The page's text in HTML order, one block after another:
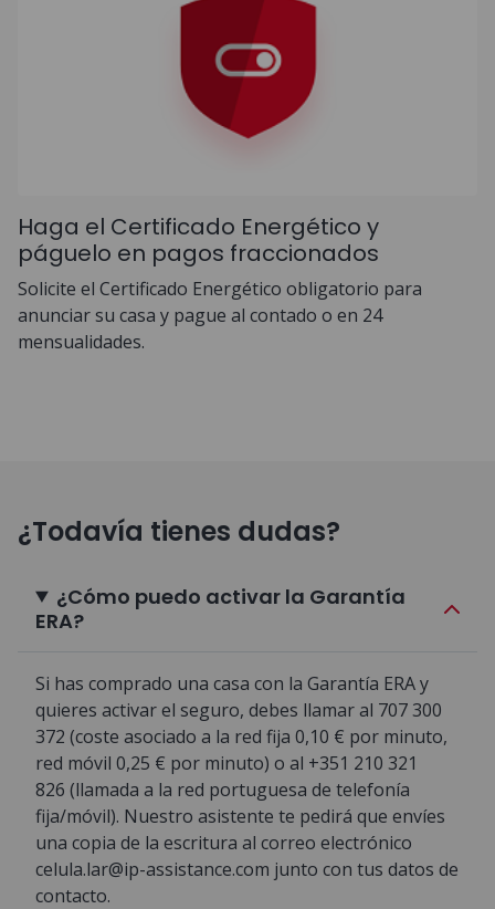
Haga el Certificado Energético y
páguelo en pagos fraccionados
Solicite el Certificado Energético obligatorio para
anunciar su casa y pague al contado o en 24
mensualidades.
¿Todavía tienes dudas?
¿Cómo puedo activar la Garantía
ERA?
Si has comprado una casa con la Garantía ERA y
quieres activar el seguro, debes llamar al 707 300
372 (coste asociado a la red fija 0,10 € por minuto,
red móvil 0,25 € por minuto) o al +351 210 321
826 (llamada a la red portuguesa de telefonía
fija/móvil). Nuestro asistente te pedirá que envíes
una copia de la escritura al correo electrónico
celula.lar@ip-assistance.com junto con tus datos de
contacto.